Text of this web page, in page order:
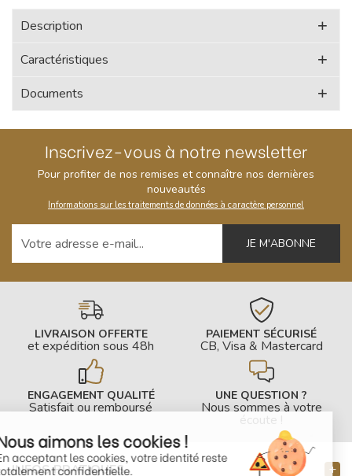
Description
Caractéristiques
Documents
Inscrivez-vous à notre newsletter
Pour profiter de nos remises et connaître nos dernières
nouveautés
Informations sur les traitements de données à caractère personnel
LIVRAISON OFFERTE
et expédition sous 48h
PAIEMENT SÉCURISÉ
CB, Visa & Mastercard
ENGAGEMENT QUALITÉ
Satisfait ou remboursé
UNE QUESTION ?
Nous sommes à votre
INFOS PRATIQUES
Nous aimons les cookies !
En acceptant les cookies, votre identité reste
totalement confidentielle.